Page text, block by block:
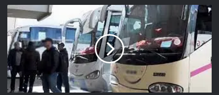
الشروع
في
عملية
التسجيل
للحصول
على
"دعم